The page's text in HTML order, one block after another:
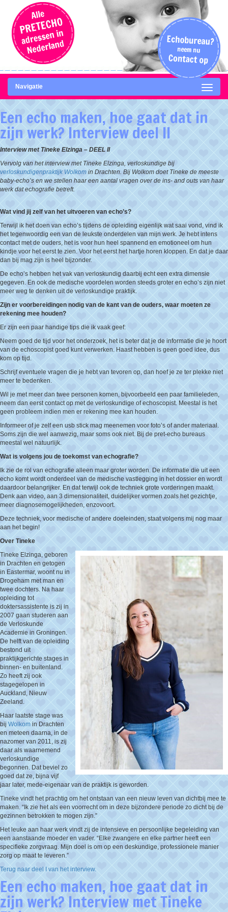
Navigatie
Een echo maken, hoe gaat dat in
zijn werk? Interview deel II
Interview met Tineke Elzinga – DEEL II
Vervolg van het interview met Tineke Elzinga, verloskundige bij
verloskundigenpraktijk Wolkom in Drachten. Bij Wolkom doet Tineke de meeste
baby-echo’s en we stellen haar een aantal vragen over de ins- and outs van haar
werk dat echografie betreft.
Wat vind jij zelf van het uitvoeren van echo’s?
Terwijl ik het doen van echo’s tijdens de opleiding eigenlijk wat saai vond, vind ik
het tegenwoordig een van de leukste onderdelen van mijn werk. Je hebt intens
contact met de ouders, het is voor hun heel spannend en emotioneel om hun
kindje voor het eerst te zien. Voor het eerst het hartje horen kloppen. En dat je daar
dan bij mag zijn is heel bijzonder.
De echo’s hebben het vak van verloskundig daarbij echt een extra dimensie
gegeven. En ook de medische voordelen worden steeds groter en echo’s zijn niet
meer weg te denken uit de verloskundige praktijk.
Zijn er voorbereidingen nodig van de kant van de ouders, waar moeten ze
rekening mee houden?
Er zijn een paar handige tips die ik vaak geef:
Neem goed de tijd voor het onderzoek, het is beter dat je de informatie die je hoort
van de echoscopist goed kunt verwerken. Haast hebben is geen goed idee, dus
kom op tijd.
Schrijf eventuele vragen die je hebt van tevoren op, dan hoef je ze ter plekke niet
meer te bedenken.
Wil je met meer dan twee personen komen, bijvoorbeeld een paar familieleden,
neem dan eerst contact op met de verloskundige of echoscopist. Meestal is het
geen probleem indien men er rekening mee kan houden.
Informeer of je zelf een usb stick mag meenemen voor foto’s of ander materiaal.
Soms zijn die wel aanwezig, maar soms ook niet. Bij de pret-echo bureaus
meestal wel natuurlijk.
Wat is volgens jou de toekomst van echografie?
Ik zie de rol van echografie alleen maar groter worden. De informatie die uit een
echo komt wordt onderdeel van de medische vastlegging in het dossier en wordt
daardoor belangrijker. En dat terwijl ook de techniek grote vorderingen maakt.
Denk aan video, aan 3 dimensionaliteit, duidelijker vormen zoals het gezichtje,
meer diagnosemogelijkheden, enzovoort.
Deze techniek, voor medische of andere doeleinden, staat volgens mij nog maar
aan het begin!
Over Tineke
Tineke Elzinga, geboren
in Drachten en getogen
in Eastermar, woont nu in
Drogeham met man en
twee dochters. Na haar
opleiding tot
doktersassistente is zij in
2007 gaan studeren aan
de Verloskunde
Academie in Groningen.
De helft van de opleiding
bestond uit
praktijkgerichte stages in
binnen- en buitenland.
Zo heeft zij ook
stagegelopen in
Auckland, Nieuw
Zeeland.
Haar laatste stage was
bij Wolkom in Drachten
en meteen daarna, in de
nazomer van 2011, is zij
daar als waarnemend
verloskundige
begonnen. Dat beviel zo
goed dat ze, bijna vijf
jaar later, mede-eigenaar van de praktijk is geworden.
Tineke vindt het prachtig om het ontstaan van een nieuw leven van dichtbij mee te
maken. “Ik zie het als een voorrecht om in deze bijzondere periode zo dicht bij de
gezinnen betrokken te mogen zijn.”
Het leuke aan haar werk vindt zij de intensieve en persoonlijke begeleiding van
een aanstaande moeder en vader. “Elke zwangere en elke partner heeft een
specifieke zorgvraag. Mijn doel is om op een deskundige, professionele manier
zorg op maat te leveren.”
Terug naar deel I van het interview.
Een echo maken, hoe gaat dat in
zijn werk? Interview met Tineke